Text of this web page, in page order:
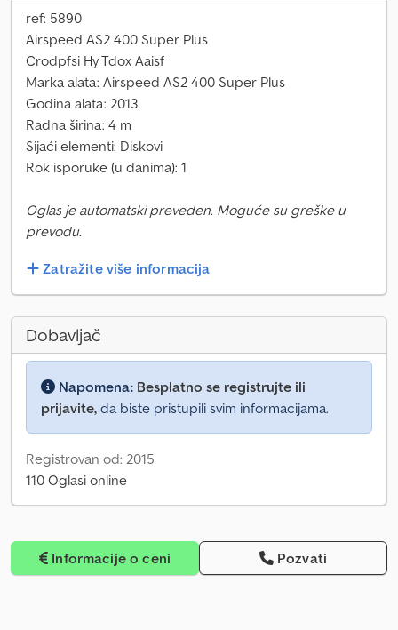
ref: 5890
Airspeed AS2 400 Super Plus
Crodpfsi Hy Tdox Aaisf
Marka alata: Airspeed AS2 400 Super Plus
Godina alata: 2013
Radna širina: 4 m
Sijaći elementi: Diskovi
Rok isporuke (u danima): 1
Oglas je automatski preveden. Moguće su greške u
prevodu.
Zatražite više informacija
Dobavljač
Napomena: Besplatno se registrujte ili
prijavite, da biste pristupili svim informacijama.
Registrovan od: 2015
110 Oglasi online
Informacije o ceni Pozvati